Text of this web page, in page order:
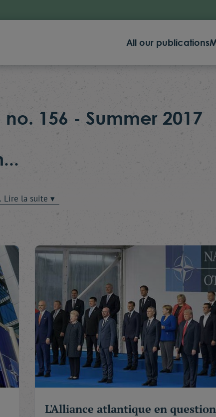
All our publications
no. 156 - Summer 2017
L'Alliance atlantique en question